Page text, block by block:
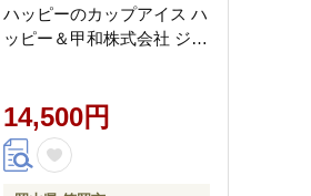
ハッピーのカップアイス ハ
ッピー＆甲和株式会社 ジェ
白桃 いちご 瀬戸内バナナ
マンゴー 岡山県 笠岡市---
A-35a---
14,500円